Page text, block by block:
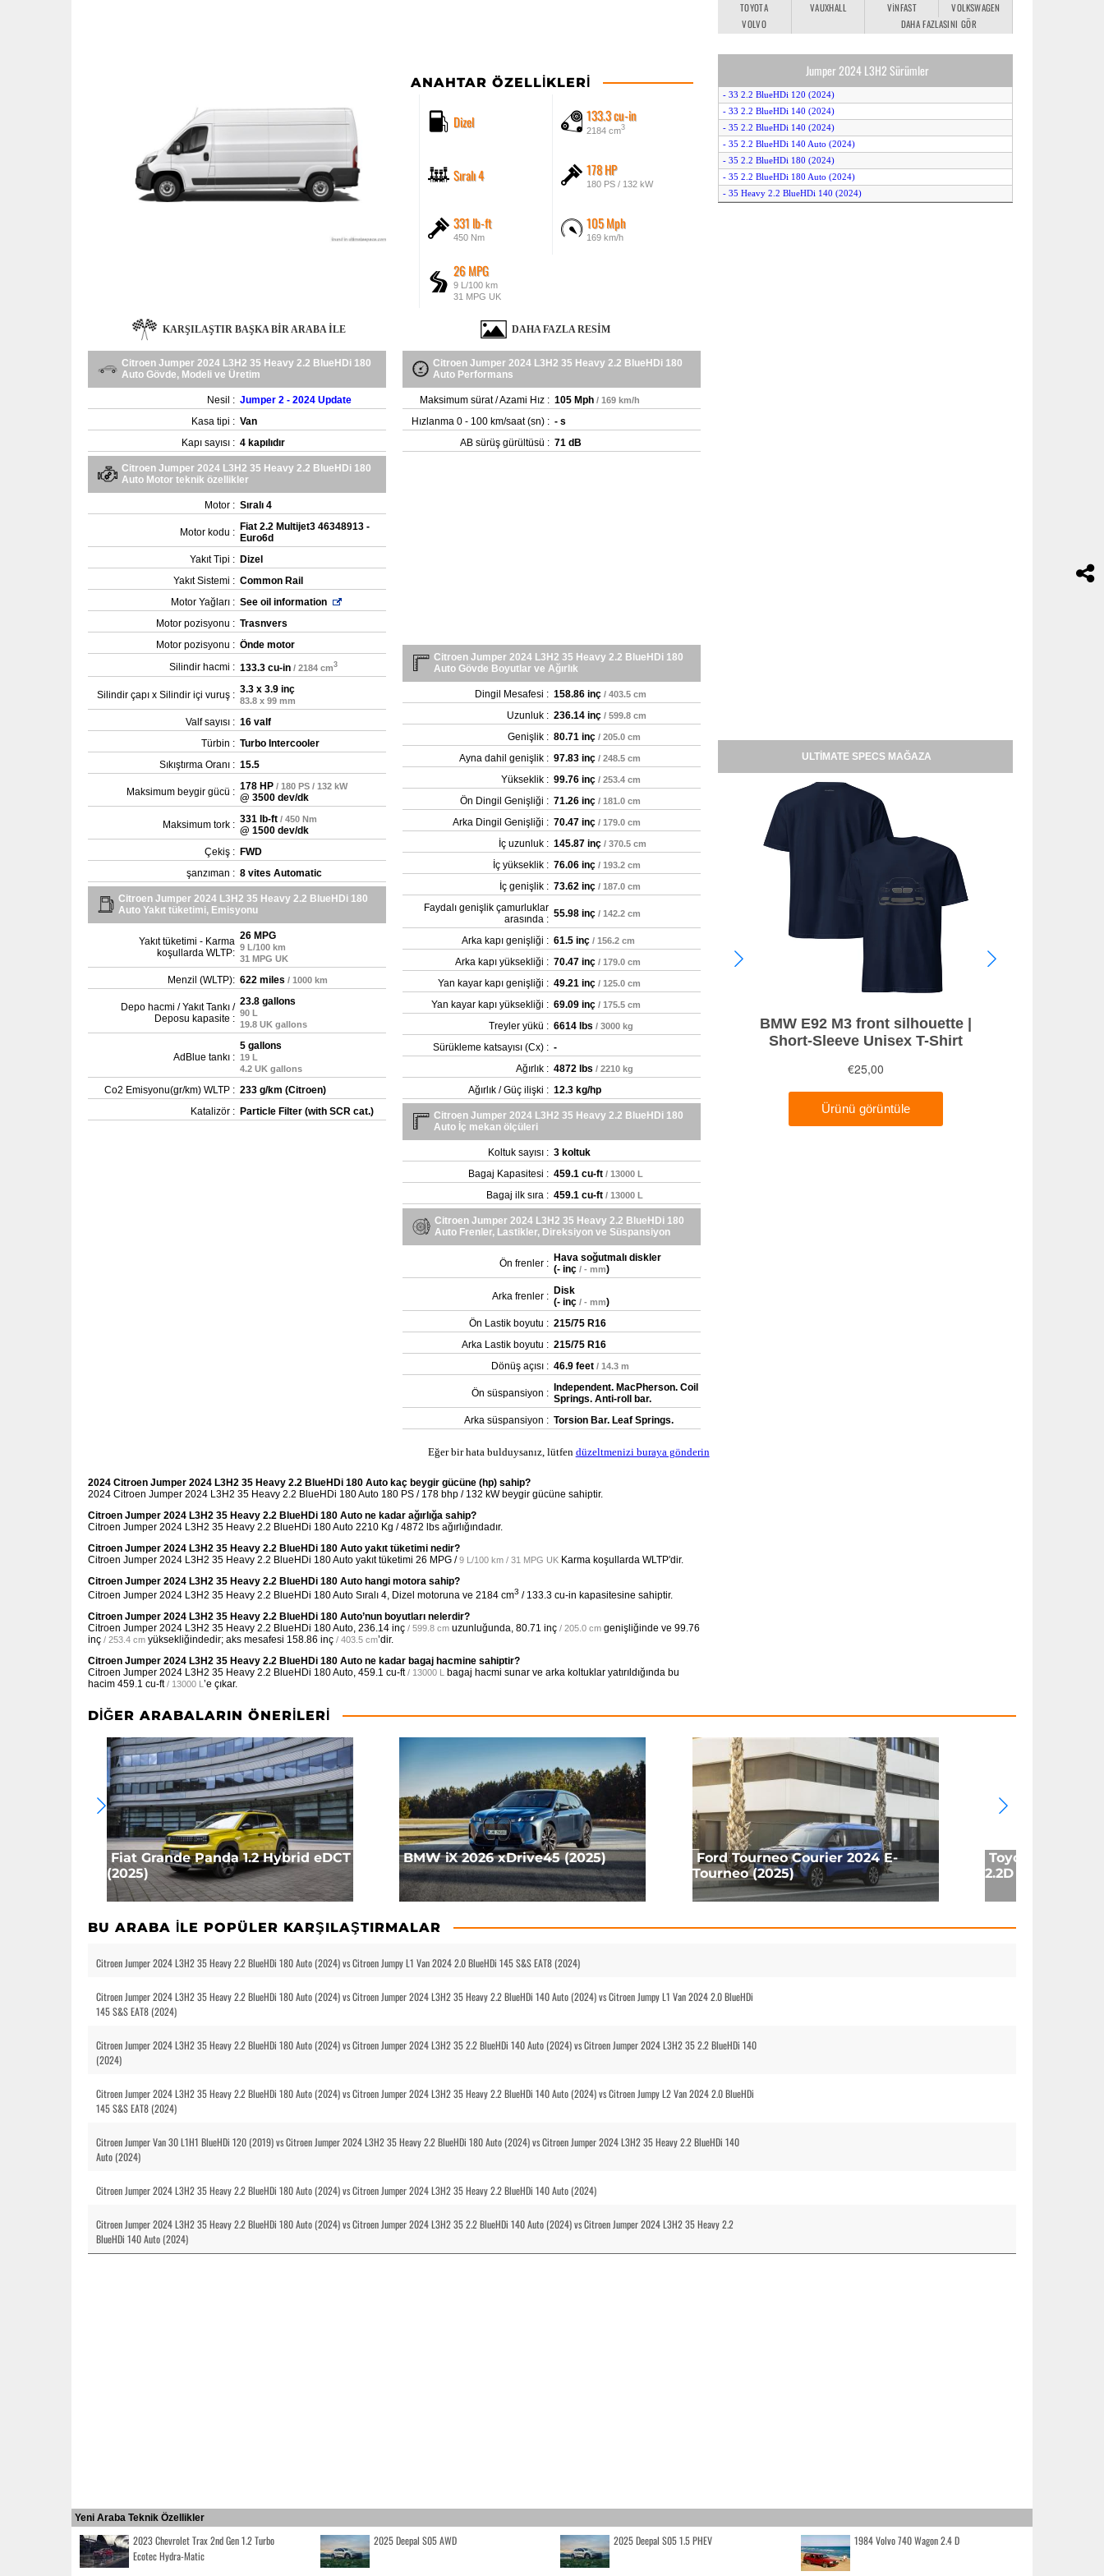
ANAHTAR ÖZELLIKLERI
Dizel 133.3 cu-in
2184 cm3
Sıralı 4 178 HP
180 PS / 132 kW
331 lb-ft
450 Nm
105 Mph
169 km/h
26 MPG
9 L/100 km
31 MPG UK
KARŞILAŞTIR BAŞKA BIR ARABA ILE DAHA FAZLA RESIM
Citroen Jumper 2024 L3H2 35 Heavy 2.2 BlueHDi 180
Auto Gövde, Modeli ve Üretim
Nesil : Jumper 2 - 2024 Update
Kasa tipi : Van
Kapı sayısı : 4 kapılıdır
Citroen Jumper 2024 L3H2 35 Heavy 2.2 BlueHDi 180
Auto Motor teknik özellikler
Motor : Sıralı 4
Motor kodu : Fiat 2.2 Multijet3 46348913 -
Euro6d
Yakıt Tipi : Dizel
Yakıt Sistemi : Common Rail
Motor Yağları : See oil information
Motor pozisyonu : Trasnvers
Motor pozisyonu : Önde motor
Silindir hacmi : 133.3 cu-in / 2184 cm3
Silindir çapı x Silindir içi vuruş : 3.3 x 3.9 inç
83.8 x 99 mm
Valf sayısı : 16 valf
Türbin : Turbo Intercooler
Sıkıştırma Oranı : 15.5
Maksimum beygir gücü : 178 HP / 180 PS / 132 kW
@ 3500 dev/dk
Maksimum tork : 331 lb-ft / 450 Nm
@ 1500 dev/dk
Çekiş : FWD
şanzıman : 8 vites Automatic
Citroen Jumper 2024 L3H2 35 Heavy 2.2 BlueHDi 180
Auto Yakıt tüketimi, Emisyonu
Yakıt tüketimi - Karma
koşullarda WLTP:
26 MPG
9 L/100 km
31 MPG UK
Menzil (WLTP): 622 miles / 1000 km
Depo hacmi / Yakıt Tankı /
Deposu kapasite :
23.8 gallons
90 L
19.8 UK gallons
AdBlue tankı :
5 gallons
19 L
4.2 UK gallons
Co2 Emisyonu(gr/km) WLTP : 233 g/km (Citroen)
Katalizör : Particle Filter (with SCR cat.)
Citroen Jumper 2024 L3H2 35 Heavy 2.2 BlueHDi 180
Auto Performans
Maksimum sürat / Azami Hız : 105 Mph / 169 km/h
Hızlanma 0 - 100 km/saat (sn) : - s
AB sürüş gürültüsü : 71 dB
Citroen Jumper 2024 L3H2 35 Heavy 2.2 BlueHDi 180
Auto Gövde Boyutlar ve Ağırlık
Dingil Mesafesi : 158.86 inç / 403.5 cm
Uzunluk : 236.14 inç / 599.8 cm
Genişlik : 80.71 inç / 205.0 cm
Ayna dahil genişlik : 97.83 inç / 248.5 cm
Yükseklik : 99.76 inç / 253.4 cm
Ön Dingil Genişliği : 71.26 inç / 181.0 cm
Arka Dingil Genişliği : 70.47 inç / 179.0 cm
İç uzunluk : 145.87 inç / 370.5 cm
İç yükseklik : 76.06 inç / 193.2 cm
İç genişlik : 73.62 inç / 187.0 cm
Faydalı genişlik çamurluklar
arasında : 55.98 inç / 142.2 cm
Arka kapı genişliği : 61.5 inç / 156.2 cm
Arka kapı yüksekliği : 70.47 inç / 179.0 cm
Yan kayar kapı genişliği : 49.21 inç / 125.0 cm
Yan kayar kapı yüksekliği : 69.09 inç / 175.5 cm
Treyler yükü : 6614 lbs / 3000 kg
Sürükleme katsayısı (Cx) : -
Ağırlık : 4872 lbs / 2210 kg
Ağırlık / Güç ilişki : 12.3 kg/hp
Citroen Jumper 2024 L3H2 35 Heavy 2.2 BlueHDi 180
Auto İç mekan ölçüleri
Koltuk sayısı : 3 koltuk
Bagaj Kapasitesi : 459.1 cu-ft / 13000 L
Bagaj ilk sıra : 459.1 cu-ft / 13000 L
Citroen Jumper 2024 L3H2 35 Heavy 2.2 BlueHDi 180
Auto Frenler, Lastikler, Direksiyon ve Süspansiyon
Ön frenler : Hava soğutmalı diskler
(- inç / - mm)
Arka frenler : Disk
(- inç / - mm)
Ön Lastik boyutu : 215/75 R16
Arka Lastik boyutu : 215/75 R16
Dönüş açısı : 46.9 feet / 14.3 m
Ön süspansiyon :
Independent. MacPherson. Coil
Springs. Anti-roll bar.
Arka süspansiyon : Torsion Bar. Leaf Springs.
Eğer bir hata bulduysanız, lütfen düzeltmenizi buraya gönderin
2024 Citroen Jumper 2024 L3H2 35 Heavy 2.2 BlueHDi 180 Auto kaç beygir gücüne (hp) sahip?
2024 Citroen Jumper 2024 L3H2 35 Heavy 2.2 BlueHDi 180 Auto 180 PS / 178 bhp / 132 kW beygir gücüne sahiptir.
Citroen Jumper 2024 L3H2 35 Heavy 2.2 BlueHDi 180 Auto ne kadar ağırlığa sahip?
Citroen Jumper 2024 L3H2 35 Heavy 2.2 BlueHDi 180 Auto 2210 Kg / 4872 lbs ağırlığındadır.
Citroen Jumper 2024 L3H2 35 Heavy 2.2 BlueHDi 180 Auto yakıt tüketimi nedir?
Citroen Jumper 2024 L3H2 35 Heavy 2.2 BlueHDi 180 Auto yakıt tüketimi 26 MPG /9 L/100 km / 31 MPG UK Karma koşullarda WLTP'dir.
Citroen Jumper 2024 L3H2 35 Heavy 2.2 BlueHDi 180 Auto hangi motora sahip?
Citroen Jumper 2024 L3H2 35 Heavy 2.2 BlueHDi 180 Auto Sıralı 4, Dizel motoruna ve 2184 cm3 / 133.3 cu-in kapasitesine sahiptir.
Citroen Jumper 2024 L3H2 35 Heavy 2.2 BlueHDi 180 Auto’nun boyutları nelerdir?
Citroen Jumper 2024 L3H2 35 Heavy 2.2 BlueHDi 180 Auto, 236.14 inç / 599.8 cm uzunluğunda, 80.71 inç / 205.0 cm genişliğinde ve 99.76
inç / 253.4 cm yüksekliğindedir; aks mesafesi 158.86 inç / 403.5 cm’dir.
Citroen Jumper 2024 L3H2 35 Heavy 2.2 BlueHDi 180 Auto ne kadar bagaj hacmine sahiptir?
Citroen Jumper 2024 L3H2 35 Heavy 2.2 BlueHDi 180 Auto, 459.1 cu-ft / 13000 L
bagaj hacmi sunar ve arka koltuklar yatırıldığında bu
hacim 459.1 cu-ft / 13000 L ’e çıkar.
TOYOTA
VAUXHALL VINFAST
VOLKSWAGEN
VOLVO
DAHA FAZLASINI GÖR
Jumper 2024 L3H2 Sürümler
- 33 2.2 BlueHDi 120 (2024)
- 33 2.2 BlueHDi 140 (2024)
- 35 2.2 BlueHDi 140 (2024)
- 35 2.2 BlueHDi 140 Auto (2024)
- 35 2.2 BlueHDi 180 (2024)
- 35 2.2 BlueHDi 180 Auto (2024)
- 35 Heavy 2.2 BlueHDi 140 (2024)
ULTIMATE SPECS MAĞAZA
DIĞER ARABALARIN ÖNERILERI
Fiat Grande Panda 1.2 Hybrid eDCT
(2025)
BMW iX 2026 xDrive45 (2025)
Ford Tourneo Courier 2024 E-
Tourneo (2025)
Toyota Proace
2.2D 180HP
BU ARABA ILE POPÜLER KARŞILAŞTIRMALAR
Citroen Jumper 2024 L3H2 35 Heavy 2.2 BlueHDi 180 Auto (2024) vs Citroen Jumpy L1 Van 2024 2.0 BlueHDi 145 S&S EAT8 (2024)
Citroen Jumper 2024 L3H2 35 Heavy 2.2 BlueHDi 180 Auto (2024) vs Citroen Jumper 2024 L3H2 35 Heavy 2.2 BlueHDi 140 Auto (2024) vs Citroen Jumpy L1 Van 2024 2.0 BlueHDi
145 S&S EAT8 (2024)
Citroen Jumper 2024 L3H2 35 Heavy 2.2 BlueHDi 180 Auto (2024) vs Citroen Jumper 2024 L3H2 35 2.2 BlueHDi 140 Auto (2024) vs Citroen Jumper 2024 L3H2 35 2.2 BlueHDi 140
(2024)
Citroen Jumper 2024 L3H2 35 Heavy 2.2 BlueHDi 180 Auto (2024) vs Citroen Jumper 2024 L3H2 35 Heavy 2.2 BlueHDi 140 Auto (2024) vs Citroen Jumpy L2 Van 2024 2.0 BlueHDi
145 S&S EAT8 (2024)
Citroen Jumper Van 30 L1H1 BlueHDi 120 (2019) vs Citroen Jumper 2024 L3H2 35 Heavy 2.2 BlueHDi 180 Auto (2024) vs Citroen Jumper 2024 L3H2 35 Heavy 2.2 BlueHDi 140
Auto (2024)
Citroen Jumper 2024 L3H2 35 Heavy 2.2 BlueHDi 180 Auto (2024) vs Citroen Jumper 2024 L3H2 35 Heavy 2.2 BlueHDi 140 Auto (2024)
Citroen Jumper 2024 L3H2 35 Heavy 2.2 BlueHDi 180 Auto (2024) vs Citroen Jumper 2024 L3H2 35 2.2 BlueHDi 140 Auto (2024) vs Citroen Jumper 2024 L3H2 35 Heavy 2.2
BlueHDi 140 Auto (2024)
Yeni Araba Teknik Özellikler
2023 Chevrolet Trax 2nd Gen 1.2 Turbo
Ecotec Hydra-Matic
2025 Deepal S05 AWD 2025 Deepal S05 1.5 PHEV 1984 Volvo 740 Wagon 2.4 D